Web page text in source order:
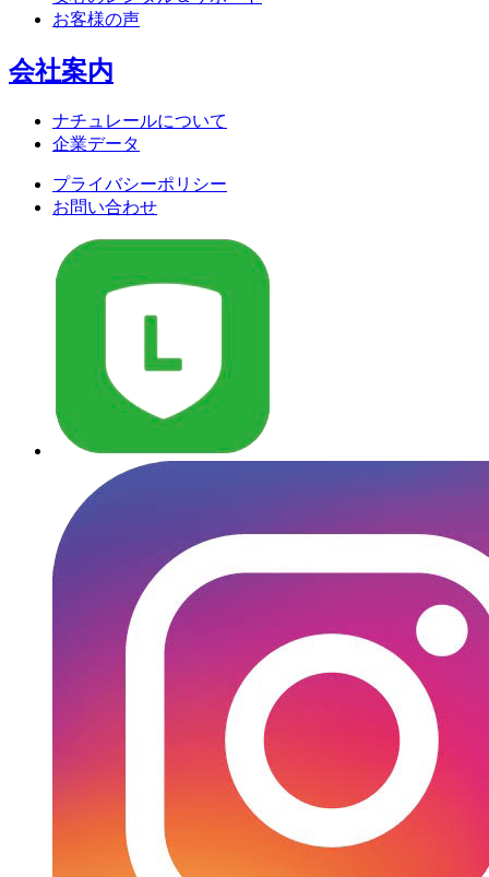
お客様の声
会社案内
ナチュレールについて
企業データ
プライバシーポリシー
お問い合わせ